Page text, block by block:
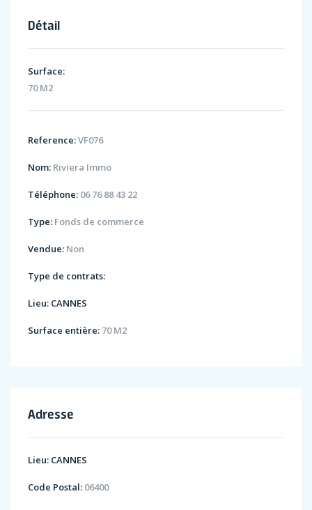
Détail
Surface:
70 M2
Reference:VF076
Nom: Riviera Immo
Téléphone: 06 76 88 43 22
Type: Fonds de commerce
Vendue: Non
Type de contrats:
Lieu: CANNES
Surface entière: 70 M2
Adresse
Lieu: CANNES
Code Postal: 06400